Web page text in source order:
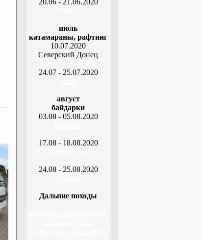
20.06 - 21.06.2020
июль
катамараны, рафтинг
10.07.2020
Северский Донец
24.07 - 25.07.2020
август
байдарки
03.08 - 05.08.2020
17.08 - 18.08.2020
24.08 - 25.08.2020
Дальние походы